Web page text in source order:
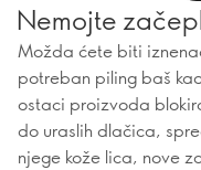
Nemojte
Možda ćete biti
potreban piling baš
ostaci proizvoda
do uraslih dlačica,
njege kože lica, nove